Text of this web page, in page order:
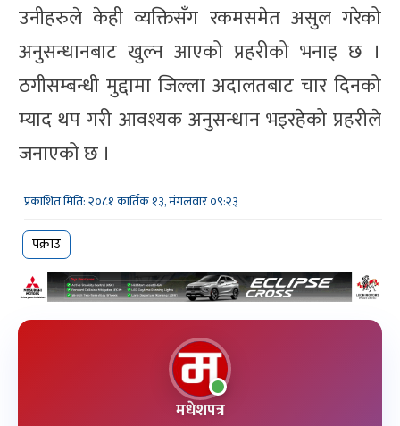
उनीहरुले केही व्यक्तिसँग रकमसमेत असुल गरेको
अनुसन्धानबाट खुल्न आएको प्रहरीको भनाइ छ ।
ठगीसम्बन्धी मुद्दामा जिल्ला अदालतबाट चार दिनको
म्याद थप गरी आवश्यक अनुसन्धान भइरहेको प्रहरीले
जनाएको छ ।
प्रकाशित मिति: २०८१ कार्तिक १३, मंगलवार ०९:२३
पक्राउ
मधेशपत्र